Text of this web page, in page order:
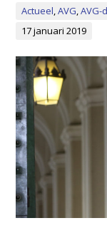
Actueel,AVG,AVG-
17 januari 2019